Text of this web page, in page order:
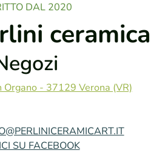
DAL 2020
ceramica
Organo - 37129 Verona (VR)
SU FACEBOOK